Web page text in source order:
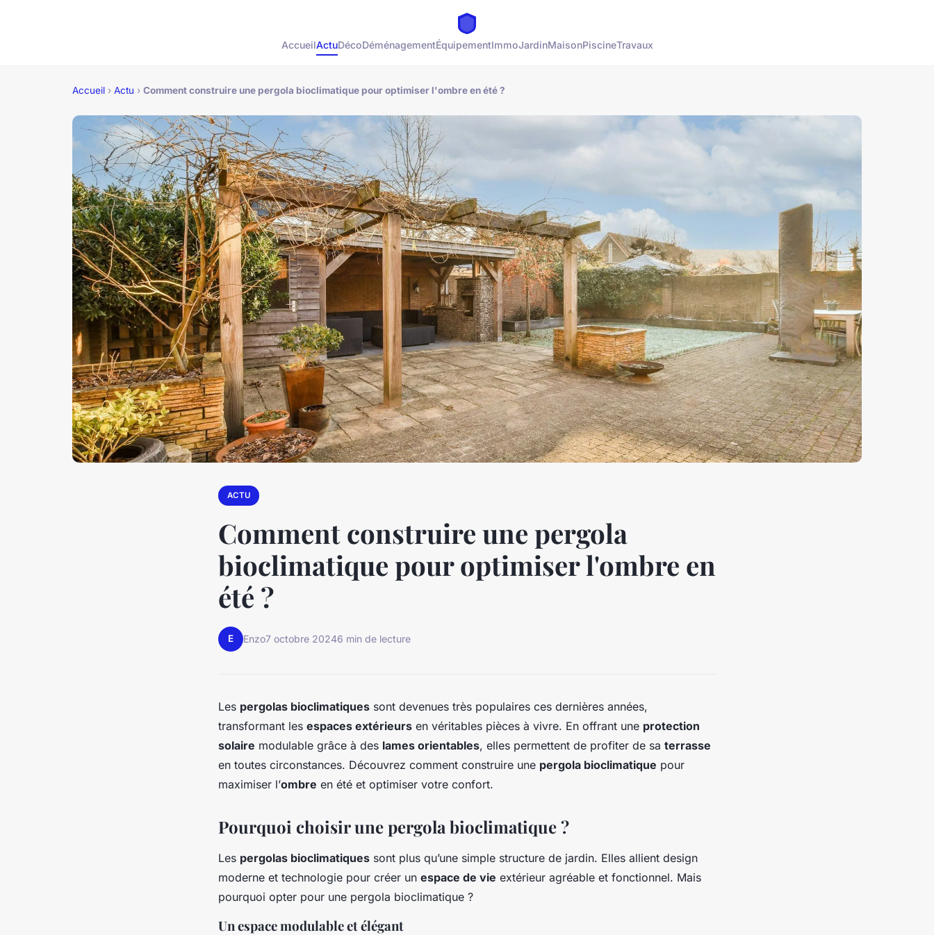
AccueilActuDécoDéménagementÉquipementImmoJardinMaisonPiscineTravaux
Accueil › Actu › Comment construire une pergola bioclimatique pour optimiser l'ombre en été ?
ACTU
Comment construire une pergola
bioclimatique pour optimiser l'ombre en
été ?
E Enzo7 octobre 20246 min de lecture
Les pergolas bioclimatiques sont devenues très populaires ces dernières années,
transformant les espaces extérieurs en véritables pièces à vivre. En offrant une protection
solaire modulable grâce à des lames orientables, elles permettent de profiter de sa terrasse
en toutes circonstances. Découvrez comment construire une pergola bioclimatique pour
maximiser l’ombre en été et optimiser votre confort.
Pourquoi choisir une pergola bioclimatique ?
Les pergolas bioclimatiques sont plus qu’une simple structure de jardin. Elles allient design
moderne et technologie pour créer un espace de vie extérieur agréable et fonctionnel. Mais
pourquoi opter pour une pergola bioclimatique ?
Un espace modulable et élégant